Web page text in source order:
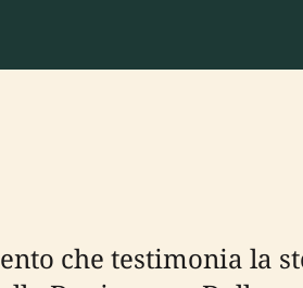
che testimonia la